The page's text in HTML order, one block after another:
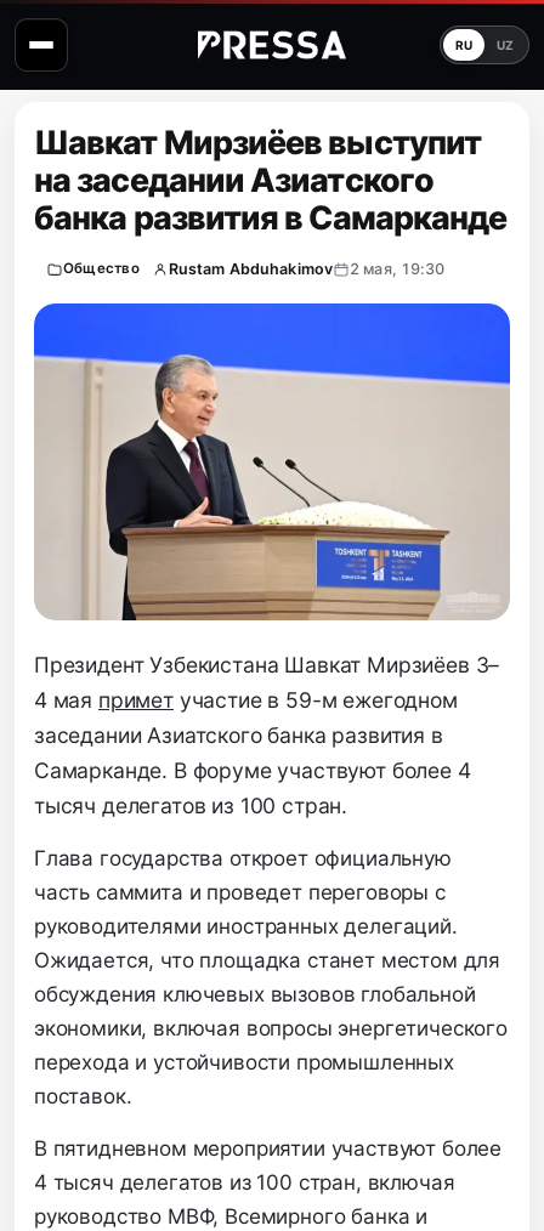
RU UZ
Шавкат Мирзиёев выступит
на заседании Азиатского
банка развития в Самарканде
Общество Rustam Abduhakimov 2 мая, 19:30
Президент Узбекистана Шавкат Мирзиёев 3–
4 мая приметучастие в 59-м ежегодном
заседании Азиатского банка развития в
Самарканде. В форуме участвуют более 4
тысяч делегатов из 100 стран.
Глава государства откроет официальную
часть саммита и проведет переговоры с
руководителями иностранных делегаций.
Ожидается, что площадка станет местом для
обсуждения ключевых вызовов глобальной
экономики, включая вопросы энергетического
перехода и устойчивости промышленных
поставок.
В пятидневном мероприятии участвуют более
4 тысяч делегатов из 100 стран, включая
руководство МВФ, Всемирного банка и